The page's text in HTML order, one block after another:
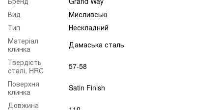
Вид
Мисливські
Тип
Нескладний
Матеріал
клинка
Дамаська сталь
Твердість
сталі, HRC
57-58
Поверхня
клинка
Satin Finish
Довжина